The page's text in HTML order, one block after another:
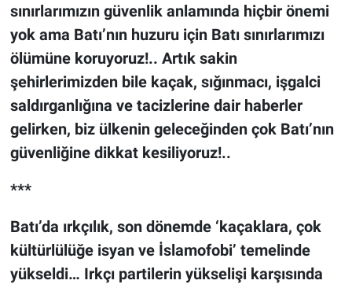
sınırlarımızın güvenlik anlamında hiçbir önemi
yok ama Batı’nın huzuru için Batı sınırlarımızı
ölümüne koruyoruz!.. Artık sakin
şehirlerimizden bile kaçak, sığınmacı, işgalci
saldırganlığına ve tacizlerine dair haberler
gelirken, biz ülkenin geleceğinden çok Batı’nın
güvenliğine dikkat kesiliyoruz!..
***
Batı’da ırkçılık, son dönemde ‘kaçaklara, çok
kültürlülüğe isyan ve İslamofobi’ temelinde
yükseldi… Irkçı partilerin yükselişi karşısında